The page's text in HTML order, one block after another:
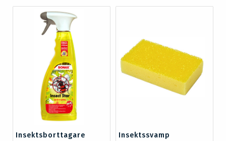
Insektsborttagare
Insektssvamp